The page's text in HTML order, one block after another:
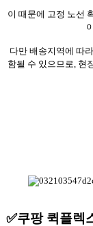
이 때문에 고정 노선
다만 배송지역에 따
함될 수 있으므로, 현
✅쿠팡 퀵플렉